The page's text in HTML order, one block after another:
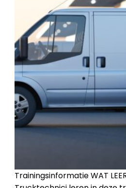
Trainingsinformatie WAT